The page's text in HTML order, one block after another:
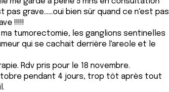
grave......oui bien sûr quand ce n'est pas
!!!!!
tumorectomie, les ganglions sentinelles
qui se cachait derrière l'areole et le
Rdv pris pour le 18 novembre.
pendant 4 jours, trop tôt après tout